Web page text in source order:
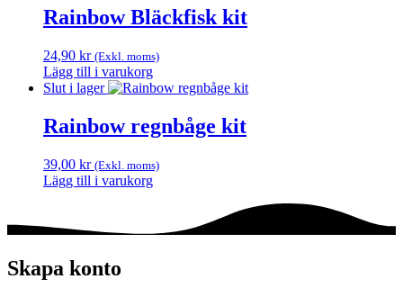
Rainbow Bläckfisk kit
24,90 kr (Exkl. moms)
Lägg till i varukorg
Slut i lager
Rainbow regnbåge kit
39,00 kr (Exkl. moms)
Lägg till i varukorg
Skapa konto